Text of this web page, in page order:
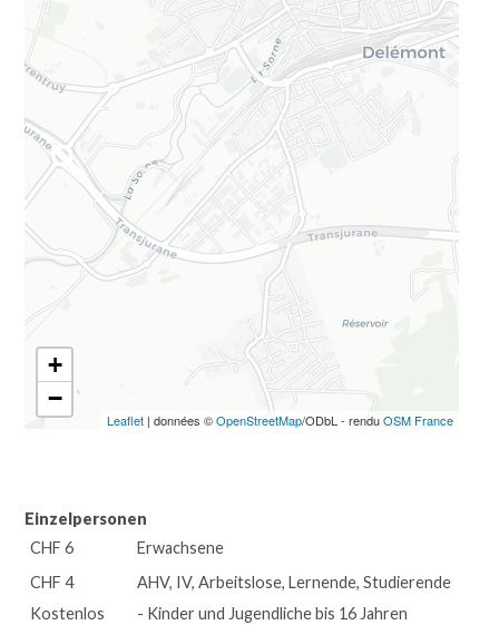
+
−
Leaflet | données ©OpenStreetMap/ODbL - renduOSM France
Einzelpersonen
CHF 6
Erwachsene
CHF 4
AHV, IV, Arbeitslose, Lernende, Studierende
Kostenlos
- Kinder und Jugendliche bis 16 Jahren